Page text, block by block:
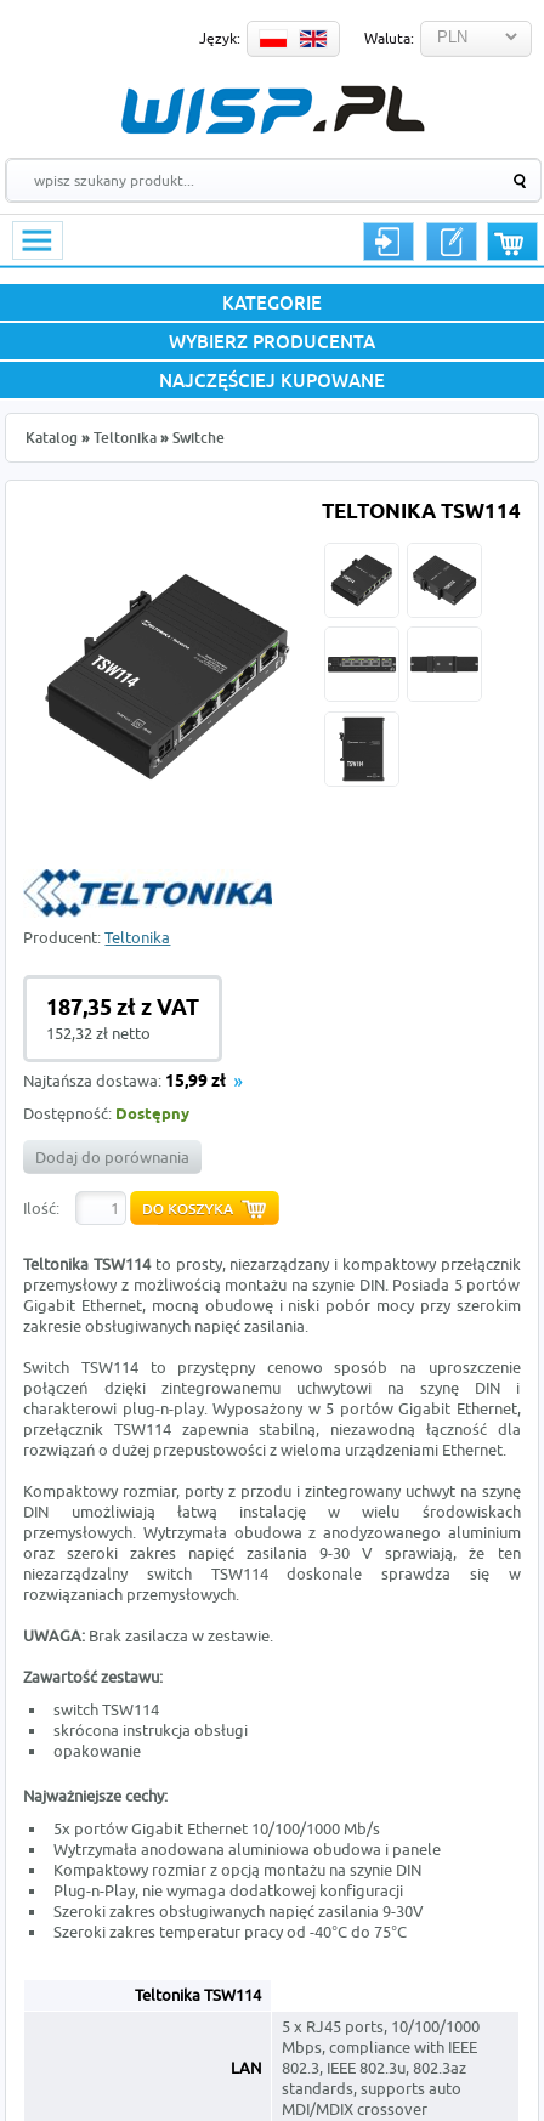
Język: Waluta:
KATEGORIE
WYBIERZ PRODUCENTA
NAJCZĘŚCIEJ KUPOWANE
Katalog » Teltonika » Switche
TELTONIKA TSW114
Producent:Teltonika
187,35 zł z VAT
152,32 zł netto
Najtańsza dostawa: 15,99 zł
Dostępność: Dostępny
Dodaj do porównania
Ilość:
Teltonika TSW114 to prosty, niezarządzany i kompaktowy przełącznik
przemysłowy z możliwością montażu na szynie DIN. Posiada 5 portów
Gigabit Ethernet, mocną obudowę i niski pobór mocy przy szerokim
zakresie obsługiwanych napięć zasilania.
Switch TSW114 to przystępny cenowo sposób na uproszczenie
połączeń dzięki zintegrowanemu uchwytowi na szynę DIN i
charakterowi plug-n-play. Wyposażony w 5 portów Gigabit Ethernet,
przełącznik TSW114 zapewnia stabilną, niezawodną łączność dla
rozwiązań o dużej przepustowości z wieloma urządzeniami Ethernet.
Kompaktowy rozmiar, porty z przodu i zintegrowany uchwyt na szynę
DIN umożliwiają łatwą instalację w wielu środowiskach
przemysłowych. Wytrzymała obudowa z anodyzowanego aluminium
oraz szeroki zakres napięć zasilania 9-30 V sprawiają, że ten
niezarządzalny switch TSW114 doskonale sprawdza się w
rozwiązaniach przemysłowych.
UWAGA: Brak zasilacza w zestawie.
Zawartość zestawu:
switch TSW114
skrócona instrukcja obsługi
opakowanie
Najważniejsze cechy:
5x portów Gigabit Ethernet 10/100/1000 Mb/s
Wytrzymała anodowana aluminiowa obudowa i panele
Kompaktowy rozmiar z opcją montażu na szynie DIN
Plug-n-Play, nie wymaga dodatkowej konfiguracji
Szeroki zakres obsługiwanych napięć zasilania 9-30V
Szeroki zakres temperatur pracy od -40°C do 75°C
Teltonika TSW114
LAN
5 x RJ45 ports, 10/100/1000
Mbps, compliance with IEEE
802.3, IEEE 802.3u, 802.3az
standards, supports auto
MDI/MDIX crossover